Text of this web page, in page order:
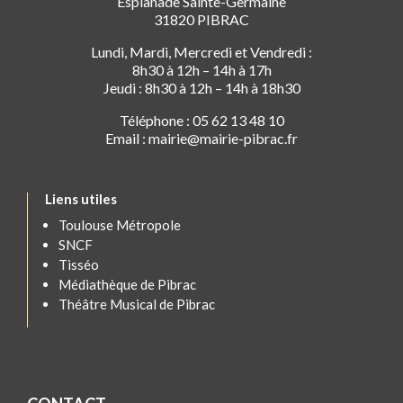
31820 PIBRAC
Lundi, Mardi, Mercredi et Vendredi :
8h30 à 12h – 14h à 17h
Jeudi : 8h30 à 12h – 14h à 18h30
Téléphone : 05 62 13 48 10
Email : mairie@mairie-pibrac.fr
Liens utiles
Toulouse Métropole
SNCF
Tisséo
Médiathèque de Pibrac
Théâtre Musical de Pibrac